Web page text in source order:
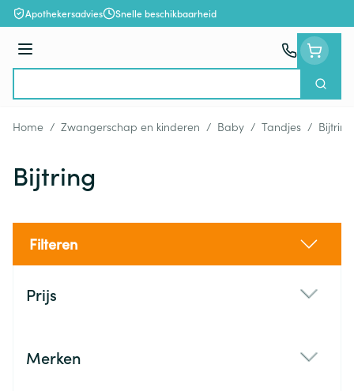
Ga naar de inhoud
Apothekersadvies Snelle beschikbaarheid
Menu
Zoek
Home / Zwangerschap en kinderen / Baby / Tandjes / Bijtring
Bijtring
Filteren
Prijs
Merken